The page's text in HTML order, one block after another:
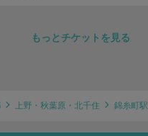
もっとチケットを見る
上野・秋葉原・北千住 錦糸町駅